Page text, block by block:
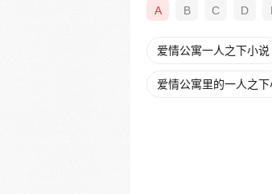
A B C D
爱情公寓一人之下小说
爱情公寓里的一人之下